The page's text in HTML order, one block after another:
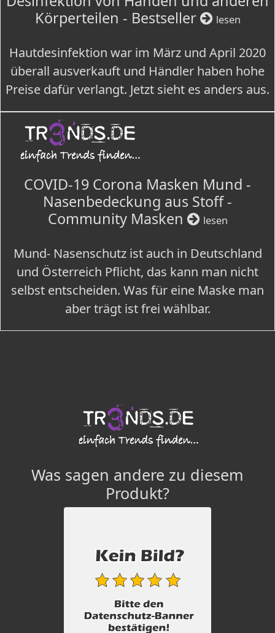
Körperteilen - Bestseller
lesen
Hautdesinfektion war im März und April 2020
überall ausverkauft und Händler haben hohe
Preise dafür verlangt. Jetzt sieht es anders aus.
COVID-19 Corona Masken Mund -
Nasenbedeckung aus Stoff -
Community Masken
lesen
Mund- Nasenschutz ist auch in Deutschland
und Österreich Pflicht, das kann man nicht
selbst entscheiden. Was für eine Maske man
aber trägt ist frei wählbar.
Was sagen andere zu diesem
Produkt?